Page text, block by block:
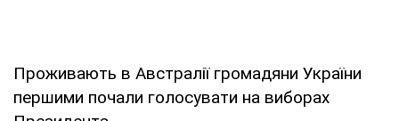
Проживають в Австралії громадяни України
першими почали голосувати на виборах